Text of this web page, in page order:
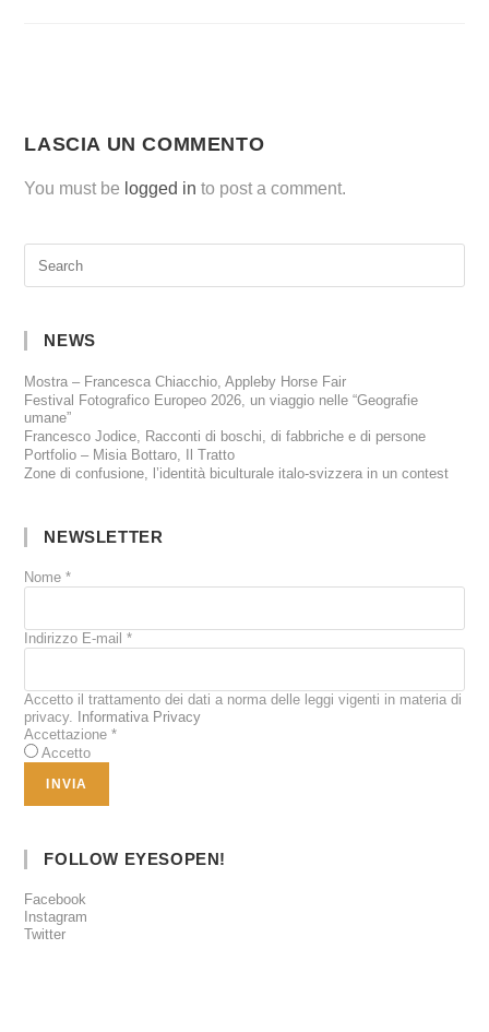
LASCIA UN COMMENTO
You must be logged in to post a comment.
NEWS
Mostra – Francesca Chiacchio, Appleby Horse Fair
Festival Fotografico Europeo 2026, un viaggio nelle “Geografie
umane”
Francesco Jodice, Racconti di boschi, di fabbriche e di persone
Portfolio – Misia Bottaro, Il Tratto
Zone di confusione, l’identità biculturale italo-svizzera in un contest
NEWSLETTER
Nome*
Indirizzo E-mail*
Accetto il trattamento dei dati a norma delle leggi vigenti in materia di
privacy.
Informativa Privacy
Accettazione*
Accetto
FOLLOW EYESOPEN!
Facebook
Instagram
Twitter